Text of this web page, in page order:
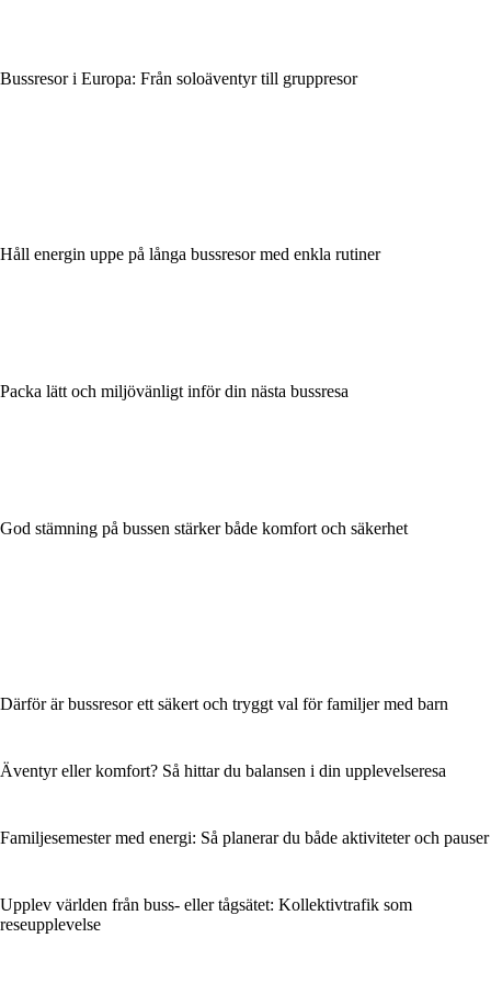
Bussresor i Europa: Från soloäventyr till gruppresor
Håll energin uppe på långa bussresor med enkla rutiner
Packa lätt och miljövänligt inför din nästa bussresa
God stämning på bussen stärker både komfort och säkerhet
Därför är bussresor ett säkert och tryggt val för familjer med barn
Äventyr eller komfort? Så hittar du balansen i din upplevelseresa
Familjesemester med energi: Så planerar du både aktiviteter och pauser
Upplev världen från buss- eller tågsätet: Kollektivtrafik som
reseupplevelse